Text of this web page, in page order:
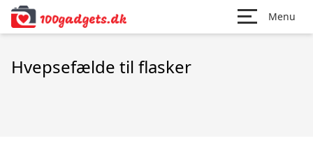
Menu
Hvepsefælde til flasker